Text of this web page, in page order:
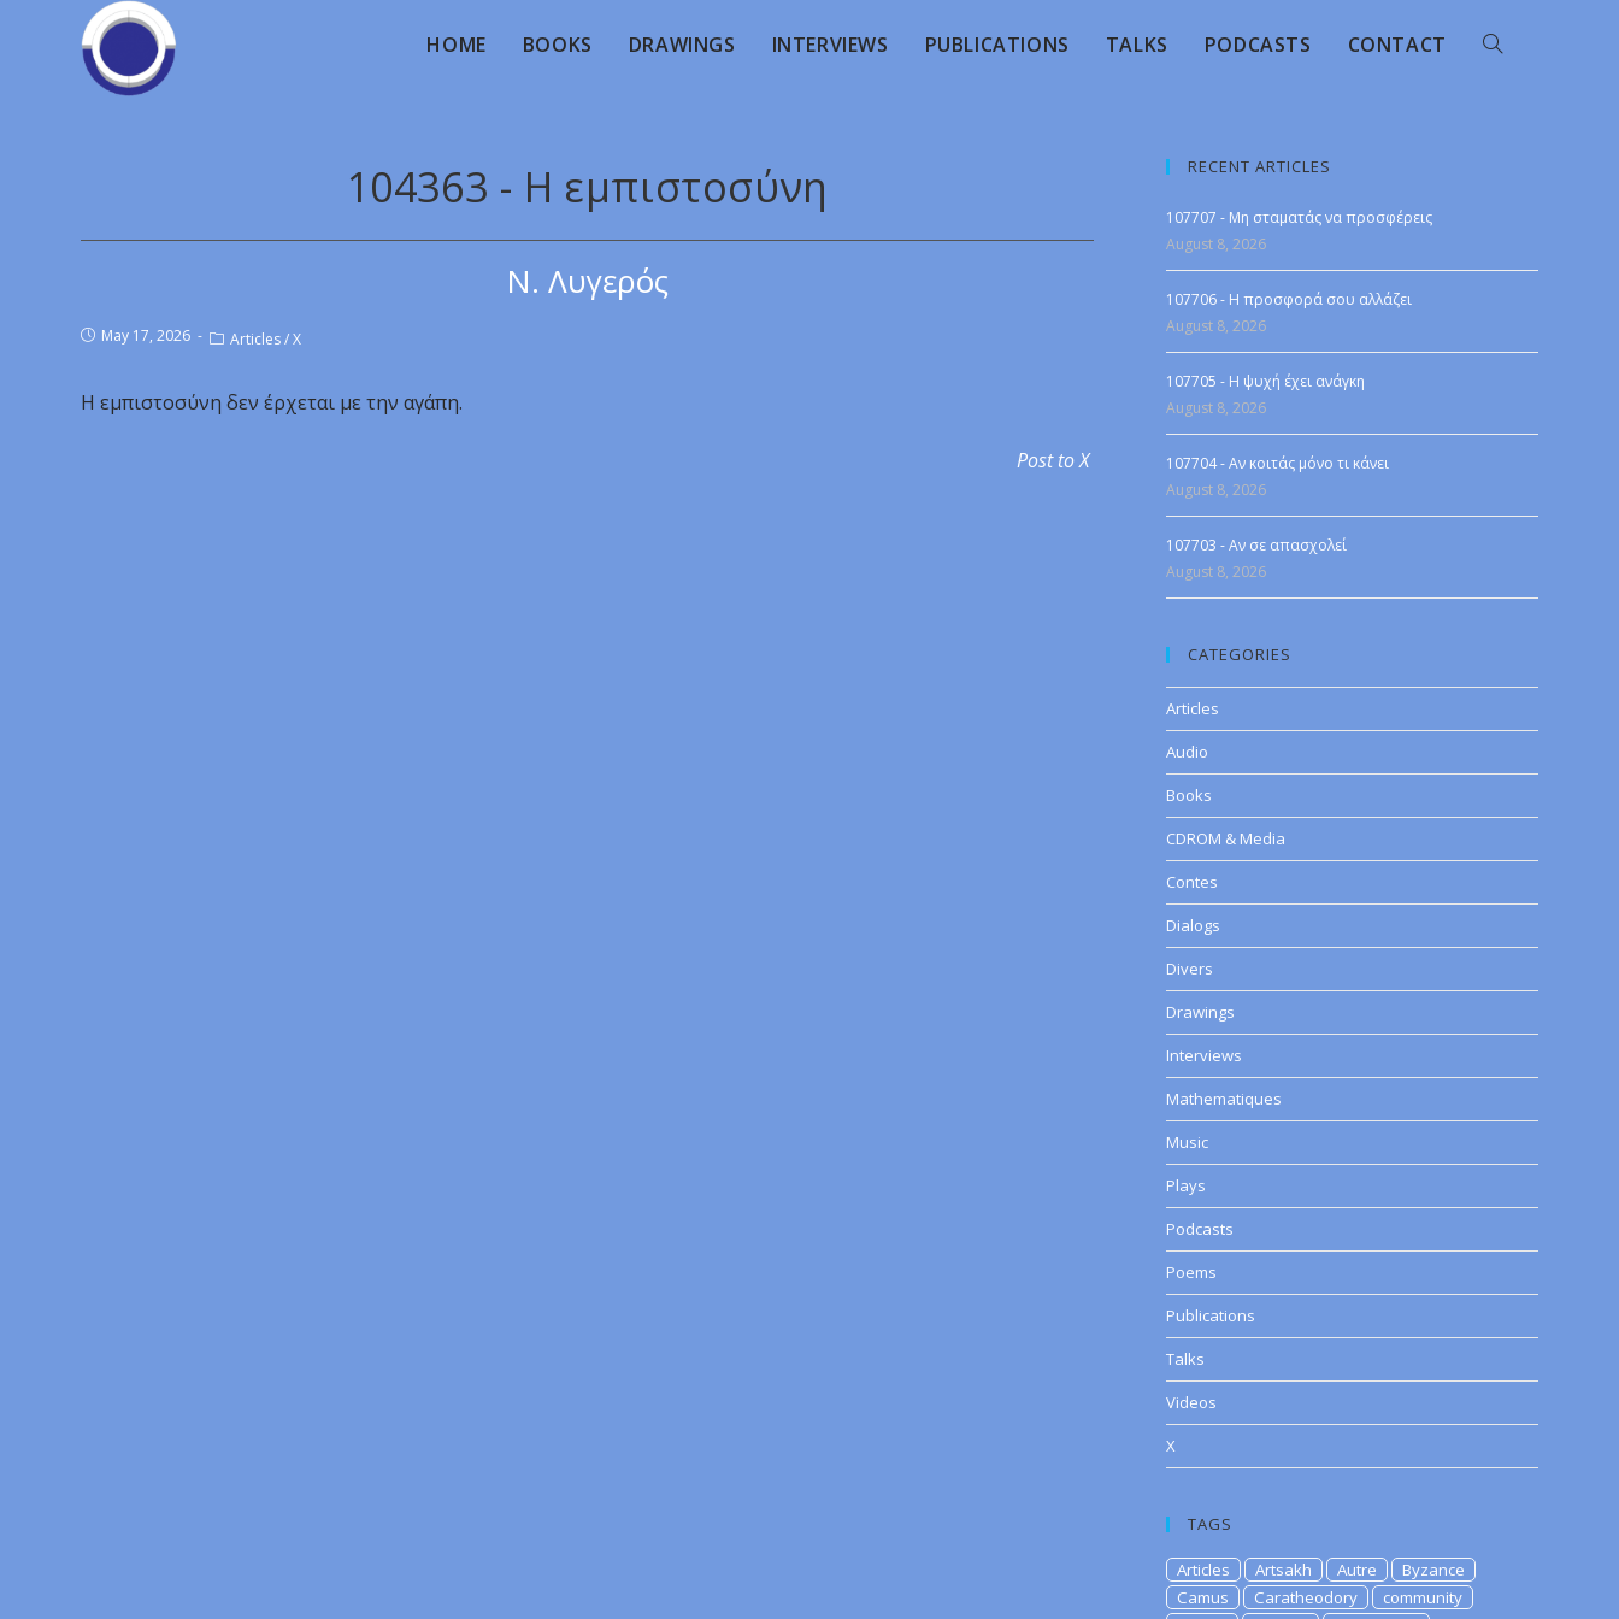
HOME BOOKS DRAWINGS INTERVIEWS PUBLICATIONS TALKS PODCASTS CONTACT
104363 - Η εμπιστοσύνη
Ν. Λυγερός
May 17, 2026 Articles/X
Η εμπιστοσύνη δεν έρχεται με την αγάπη.
Post to X
RECENT ARTICLES
107707 - Μη σταματάς να προσφέρεις
August 8, 2026
107706 - Η προσφορά σου αλλάζει
August 8, 2026
107705 - Η ψυχή έχει ανάγκη
August 8, 2026
107704 - Αν κοιτάς μόνο τι κάνει
August 8, 2026
107703 - Αν σε απασχολεί
August 8, 2026
CATEGORIES
Articles
Audio
Books
CDROM & Media
Contes
Dialogs
Divers
Drawings
Interviews
Mathematiques
Music
Plays
Podcasts
Poems
Publications
Talks
Videos
X
TAGS
Articles Artsakh Autre
Byzance
Camus
Caratheodory
community